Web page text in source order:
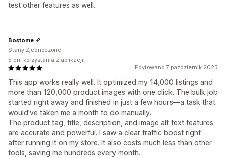
test other features as well.
Edytowano 7 październik 2025
This app works really well. It optimized my 14,000 listings and
more than 120,000 product images with one click. The bulk job
started right away and finished in just a few hours—a task that
would’ve taken me a month to do manually.
The product tag, title, description, and image alt text features
are accurate and powerful. I saw a clear traffic boost right
after running it on my store. It also costs much less than other
tools, saving me hundreds every month.
Bostome
Stany Zjednoczone
5 dni korzystania z aplikacji